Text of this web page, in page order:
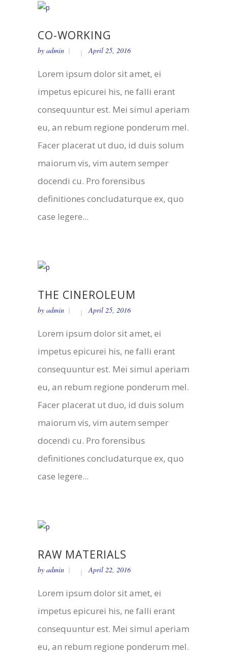
CO-WORKING
by admin April 25, 2016
Lorem ipsum dolor sit amet, ei
impetus epicurei his, ne falli erant
consequuntur est. Mei simul aperiam
eu, an rebum regione ponderum mel.
Facer placerat ut duo, id duis solum
maiorum vis, vim autem semper
docendi cu. Pro forensibus
definitiones concludaturque ex, quo
case legere...
THE CINEROLEUM
by admin April 25, 2016
Lorem ipsum dolor sit amet, ei
impetus epicurei his, ne falli erant
consequuntur est. Mei simul aperiam
eu, an rebum regione ponderum mel.
Facer placerat ut duo, id duis solum
maiorum vis, vim autem semper
docendi cu. Pro forensibus
definitiones concludaturque ex, quo
case legere...
RAW MATERIALS
by admin April 22, 2016
Lorem ipsum dolor sit amet, ei
impetus epicurei his, ne falli erant
consequuntur est. Mei simul aperiam
eu, an rebum regione ponderum mel.